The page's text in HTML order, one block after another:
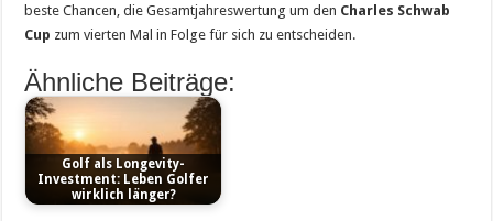
beste Chancen, die Gesamtjahreswertung um den Charles Schwab
Cup zum vierten Mal in Folge für sich zu entscheiden.
Ähnliche Beiträge:
Golf als Longevity-
Investment: Leben Golfer
wirklich länger?